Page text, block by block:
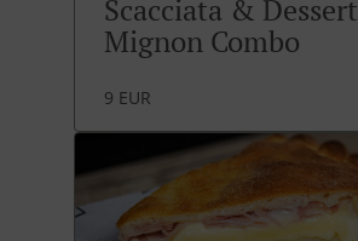
Scacciata & Dessert
Mignon Combo
9 EUR